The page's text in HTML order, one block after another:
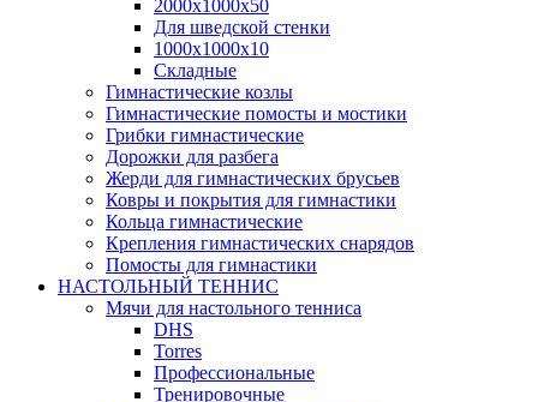
2000х1000х50
Для шведской стенки
1000х1000х10
Складные
Гимнастические козлы
Гимнастические помосты и мостики
Грибки гимнастические
Дорожки для разбега
Жерди для гимнастических брусьев
Ковры и покрытия для гимнастики
Кольца гимнастические
Крепления гимнастических снарядов
Помосты для гимнастики
НАСТОЛЬНЫЙ ТЕННИС
Мячи для настольного тенниса
DHS
Torres
Профессиональные
Тренировочные